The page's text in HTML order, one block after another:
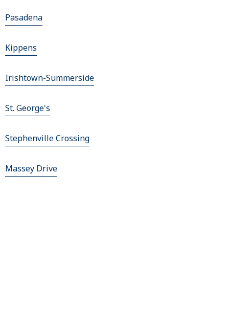
Pasadena
Kippens
Irishtown-Summerside
St. George's
Stephenville Crossing
Massey Drive